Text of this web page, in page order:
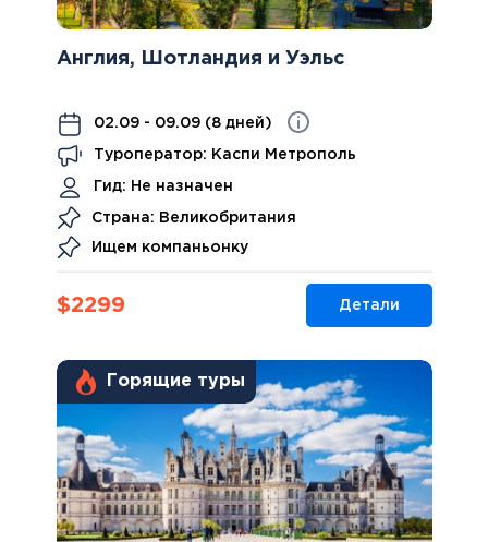
Англия, Шотландия и Уэльс
02.09 - 09.09 (8 дней)
Туроператор: Каспи Метрополь
Гид: Не назначен
Страна: Великобритания
Ищем компаньонку
$2299 Детали
Горящие туры